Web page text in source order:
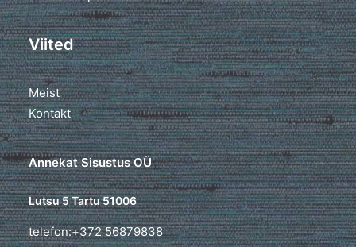
Viited
Meist
Kontakt
Annekat Sisustus OÜ
Lutsu 5 Tartu 51006
telefon:+372 56879838